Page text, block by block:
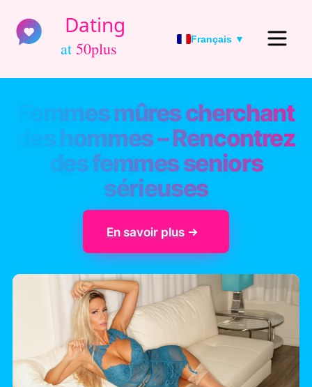
Français ▼
Femmes mûres cherchant
des hommes – Rencontrez
des femmes seniors
sérieuses
En savoir plus